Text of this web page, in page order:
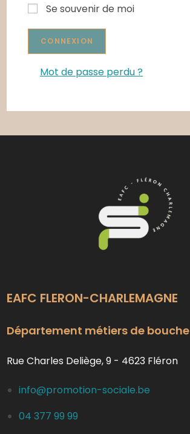
Se souvenir de moi
Mot de passe perdu ?
EAFC FLERON-CHARLEMAGNE
Département métiers de bouche
Rue Charles Deliège, 9 - 4623 Fléron
info@promotion-sociale.be
04 377 99 99